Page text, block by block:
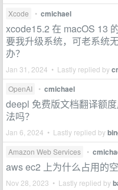
Xcode • cmichael
xcode15.2 在 macOS 13
要我升级系统，可老系统
办？
Jan 31, 2024 • Lastly replied by
OpenAI • cmichael
deepl 免费版文档翻译额
法吗？
Jan 6, 2024 • Lastly replied by
Amazon Web Services •
aws ec2 上为什么占用的
Nov 28, 2023 • Lastly replied by